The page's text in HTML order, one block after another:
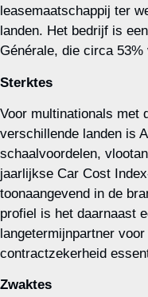
leasemaatschappij ter
landen. Het bedrijf is
Générale, die circa 53%
Sterktes
Voor multinationals met
verschillende landen is
schaalvoordelen,
jaarlijkse Car Cost
toonaangevend in de
profiel is het daarnaast
langetermijnpartner
contractzekerheid
Zwaktes